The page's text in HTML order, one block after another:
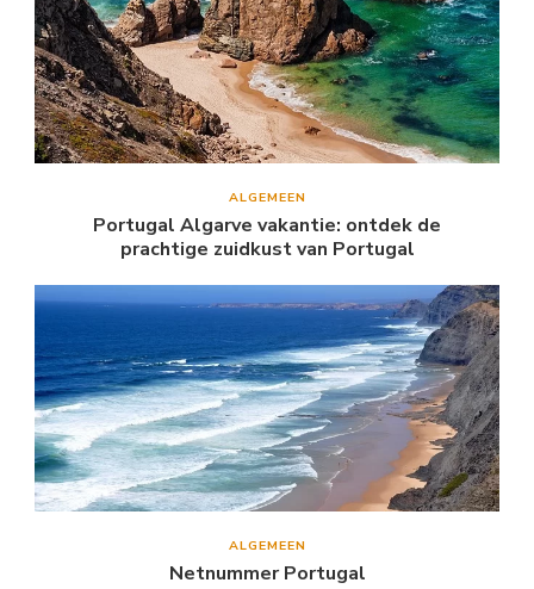
ALGEMEEN
Portugal Algarve vakantie: ontdek de
prachtige zuidkust van Portugal
ALGEMEEN
Netnummer Portugal